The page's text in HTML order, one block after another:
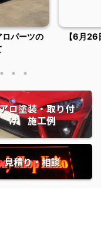
店につい
稲敷市
ロ塗装・取り付
け 施工例
見積り・相談